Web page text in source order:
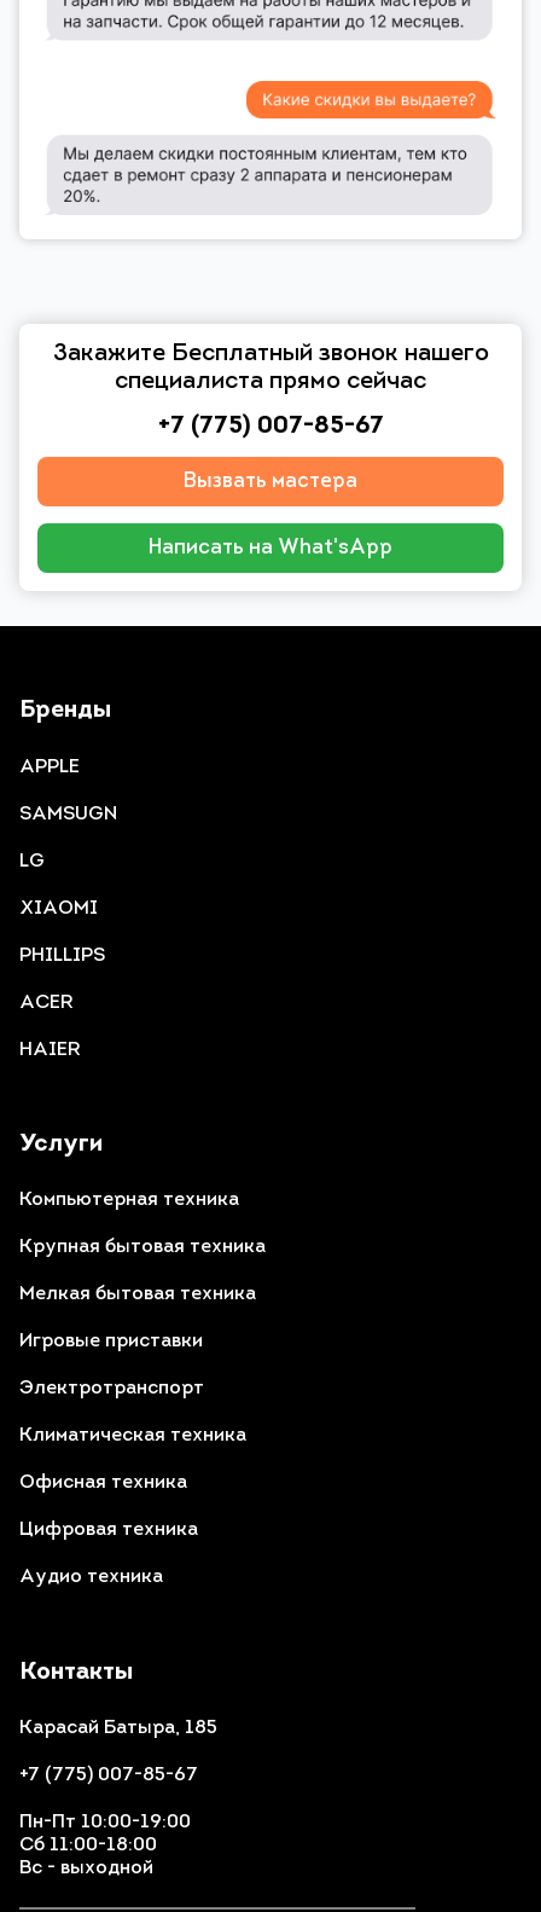
Закажите Бесплатный звонок нашего
специалиста прямо сейчас
+7 (775) 007-85-67
Вызвать мастера
Написать на What'sApp
Контакты
Карасай Батыра, 185
+7 (775) 007-85-67
Пн-Пт 10:00-19:00
Сб 11:00-18:00
Вс - выходной
Услуги
Компьютерная техника
Крупная бытовая техника
Мелкая бытовая техника
Игровые приставки
Электротранспорт
Климатическая техника
Офисная техника
Цифровая техника
Аудио техника
Бренды
APPLE
SAMSUGN
LG
XIAOMI
PHILLIPS
ACER
HAIER